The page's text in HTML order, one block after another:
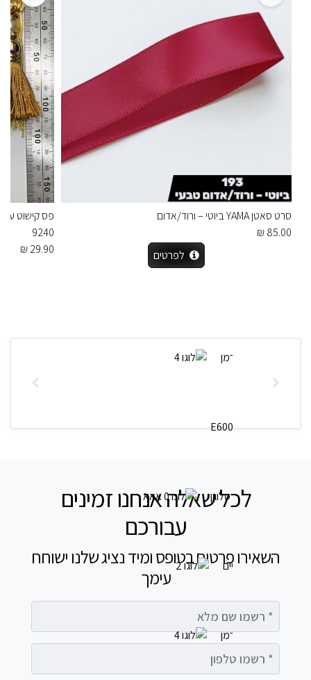
סרט סאטן YAMA ביוטי – ורוד/אדום
85.00 ₪
לפרטים
9240
29.90 ₪
לכל שאלה אנחנו זמינים
עבורכם
השאירו פרטים בטופס ומיד נציג שלנו ישוחח
עימך